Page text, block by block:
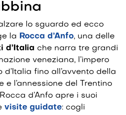
lo sguardo ed ecco
la Rocca d’Anfo, una delle
d’Italia che narra tre grandi
veneziana, l’impero
fino all’avvento della
e l’annessione del Trentino
d’Anfo apre i suoi
visite guidate: cogli